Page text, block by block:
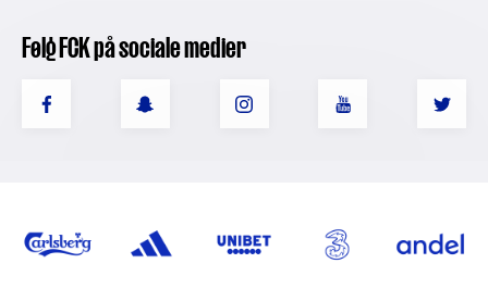
Følg FCK på sociale medier